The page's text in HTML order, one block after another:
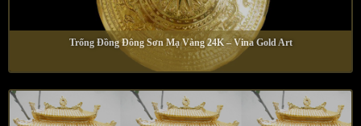
Trống Đồng Đông Sơn Mạ Vàng 24K – Vina Gold Art